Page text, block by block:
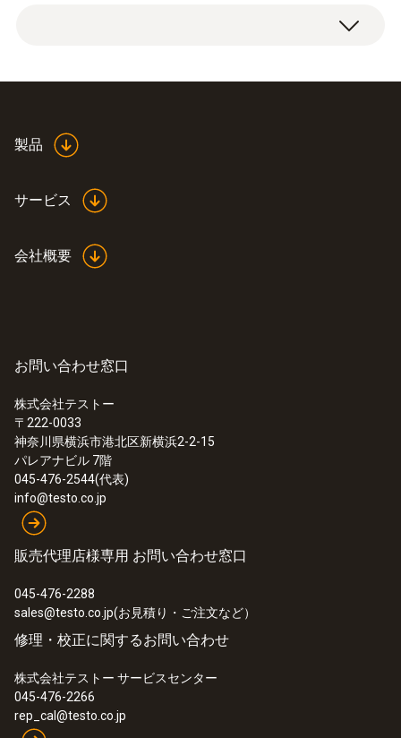
換気ダクトでの相対湿度や温度の測定
熱快適性の評価
品質基準に準拠した生産設備の環境条件
のチェック
良好な空気流により相対湿度を測定する湿度
センサは、ハウジングに搭載された湿度セン
サと比較しても応答時間がかなり速くなりま
す。長期間の安定性により、何年使用した後
でも、高い信頼性と正しい測定結果を維持し
ます。
インテリジェント校正コンセ
温湿度プローブはデジタル測定の高い確実性
内で直接読み取りを処理できるため、計測器
測定の不確実性はありません。プローブはデ
湿度-静電容量式
測定範囲
0 ～ 100 %rH
±2 %rH
*センサー精度はシステム精度に対応
長期安定性: ±1 %RH / year
一般テクニカルデータ
プローブシャフト 直径
20 mm
プローブシャフト先端部 直径
12 mm
プローブシャフト長さ
:0572 2035
ングロガー
¥53,000
¥58,300
製品
サービス
会社概要
お問い合わせ窓口
株式会社テストー
〒222-0033
神奈川県横浜市港北区新横浜2-2-15
パレアナビル 7階
045-476-2544(代表)
info@testo.co.jp
販売代理店様専用 お問い合わせ窓口
045-476-2288
sales@testo.co.jp(お見積り・ご注文など）
修理・校正に関するお問い合わせ
株式会社テストー サービスセンター
045-476-2266
rep_cal@testo.co.jp